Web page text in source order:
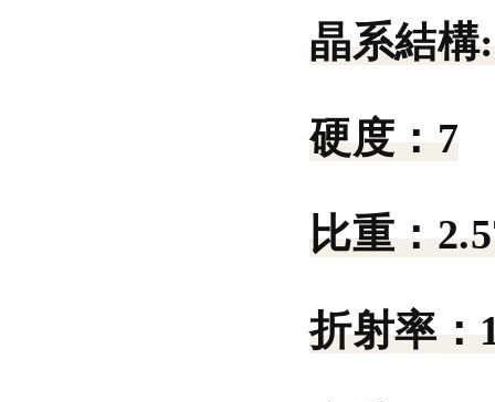
晶系結構:
硬度： 7
比重：
折射率：